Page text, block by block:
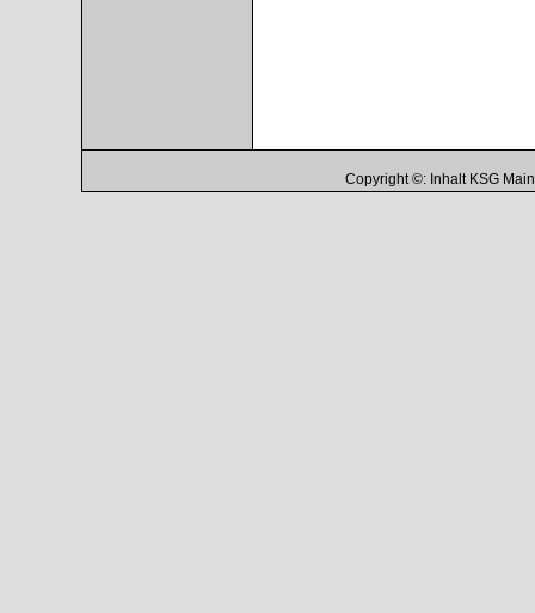
Copyright ©: Inhalt KSG